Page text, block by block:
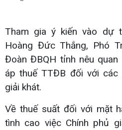
Tham gia ý kiến vào dự
Hoàng Đức Thắng, Phó
Đoàn ĐBQH tỉnh nêu
áp thuế TTĐB đối với
giải khát.
Về thuế suất đối với mặt
tình cao việc Chính phủ